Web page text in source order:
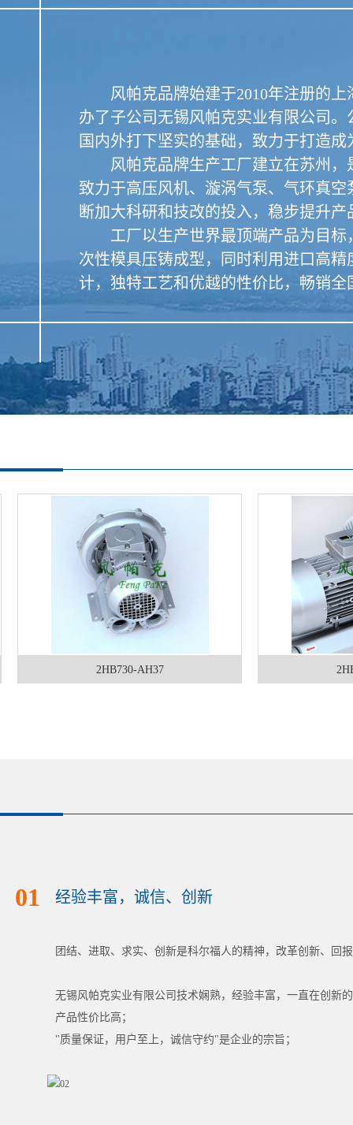
风帕克品牌始建于2010年注册的上
办了子公司无锡风帕克实业有限公司
国内外打下坚实的基础，致力于打造
风帕克品牌生产工厂建立在苏州，
致力于高压风机、漩涡气泵、气环真
断加大科研和技改的投入，稳步提升
工厂以生产世界最顶端产品为目标
次性模具压铸成型，同时利用进口高
计，独特工艺和优越的性价比，畅销
2HB730-AH37 2HB910-AH27
01 经验丰富，诚信、创新
团结、进取、求实、创新是科尔福人的精神，改革创新、回
无锡风帕克实业有限公司技术娴熟，经验丰富，一直在创新
产品性价比高；
"质量保证，用户至上，诚信守约"是企业的宗旨；